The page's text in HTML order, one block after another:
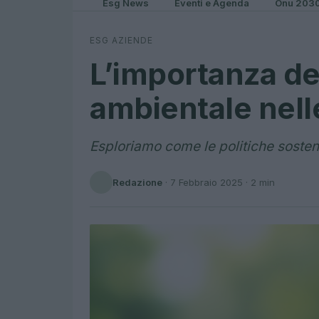
Esg News Eventi e Agenda Onu
ESG AZIENDE
L’importanza
ambientale
Esploriamo come le politiche
Redazione · 7 Febbraio 2025 · 2 min